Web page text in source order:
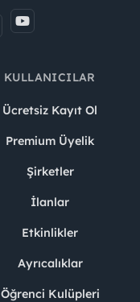
KULLANICILAR
Ücretsiz Kayıt Ol
Premium Üyelik
Şirketler
İlanlar
Etkinlikler
Ayrıcalıklar
Öğrenci Kulüpleri